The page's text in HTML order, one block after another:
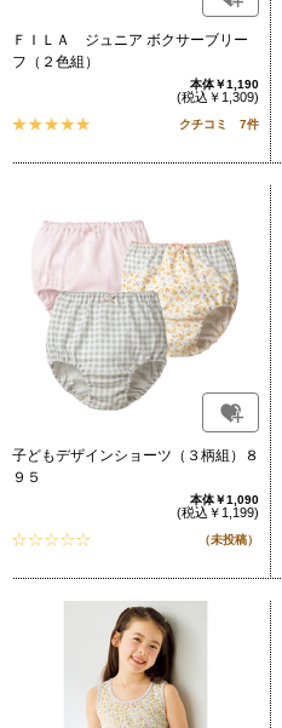
ＦＩＬＡ ジュニア ボクサーブリー
フ（２色組）
本体￥1,190
(税込￥1,309)
クチコミ 7件
子どもデザインショーツ（３柄組）８
９５
本体￥1,090
(税込￥1,199)
（未投稿）